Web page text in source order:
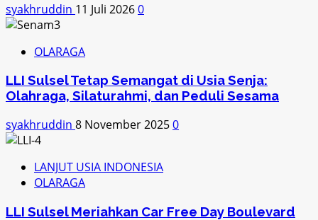
syakhruddin 11 Juli 20260
OLARAGA
LLI Sulsel Tetap Semangat di Usia Senja:
Olahraga, Silaturahmi, dan Peduli Sesama
syakhruddin 8 November 20250
LANJUT USIA INDONESIA
OLARAGA
LLI Sulsel Meriahkan Car Free Day Boulevard